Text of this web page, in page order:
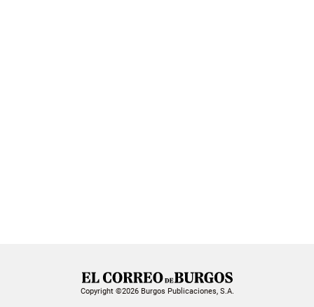
Copyright ©2026 Burgos Publicaciones, S.A.